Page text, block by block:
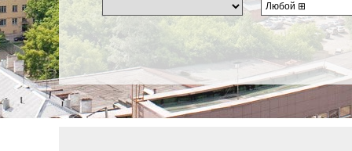
Любой ⊞